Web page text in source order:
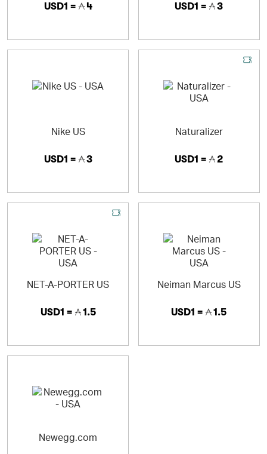
USD1 = 4 USD1 = 3
Nike US
USD1 = 3
Naturalizer
USD1 = 2
NET-A-PORTER US
USD1 = 1.5
Neiman Marcus US
USD1 = 1.5
Newegg.com